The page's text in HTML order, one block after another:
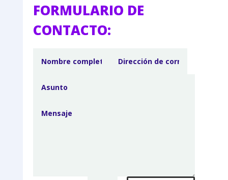
FORMULARIO DE
CONTACTO: